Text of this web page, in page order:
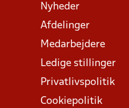
Nyheder
Afdelinger
Medarbejdere
Ledige stillinger
Privatlivspolitik
Cookiepolitik